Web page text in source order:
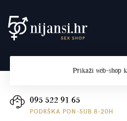
Preskoči
na
Skoči
do
Plaćanje i dostava
Prikaži web-shop
095 522 91 65
PODRŠKA PON-SUB 8-20H